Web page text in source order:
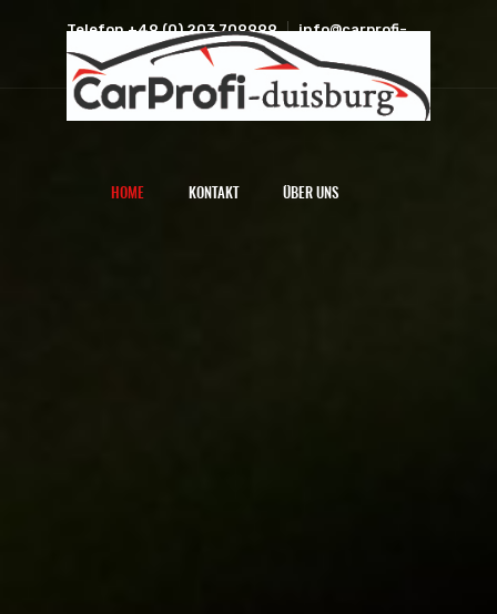
Telefon +49 (0) 203 709999
info@carprofi-
duisburg.de
HOME KONTAKT ÜBER UNS